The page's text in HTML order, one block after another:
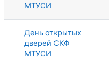
МТУСИ
День открытых
дверей СКФ
МТУСИ